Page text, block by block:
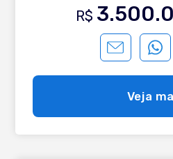
x benefício do Aspen Mountain,
interessante. Alem de ter
Localizado a poucos minutos do
Aspen Mountain conta com
de segurança e lazer, alem de
mesclando o luxo
naturais aqui da Serra.. Pontos forte do lote: *Sem vizinho
no fundo onde ganha
dos vizinhos laterais pois além
R$
Veja